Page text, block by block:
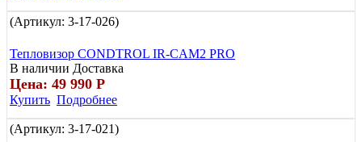
(Артикул: 3-17-026)
Тепловизор CONDTROL IR-CAM2 PRO
В наличии Доставка
Цена: 49 990 Р
Купить Подробнее
(Артикул: 3-17-021)